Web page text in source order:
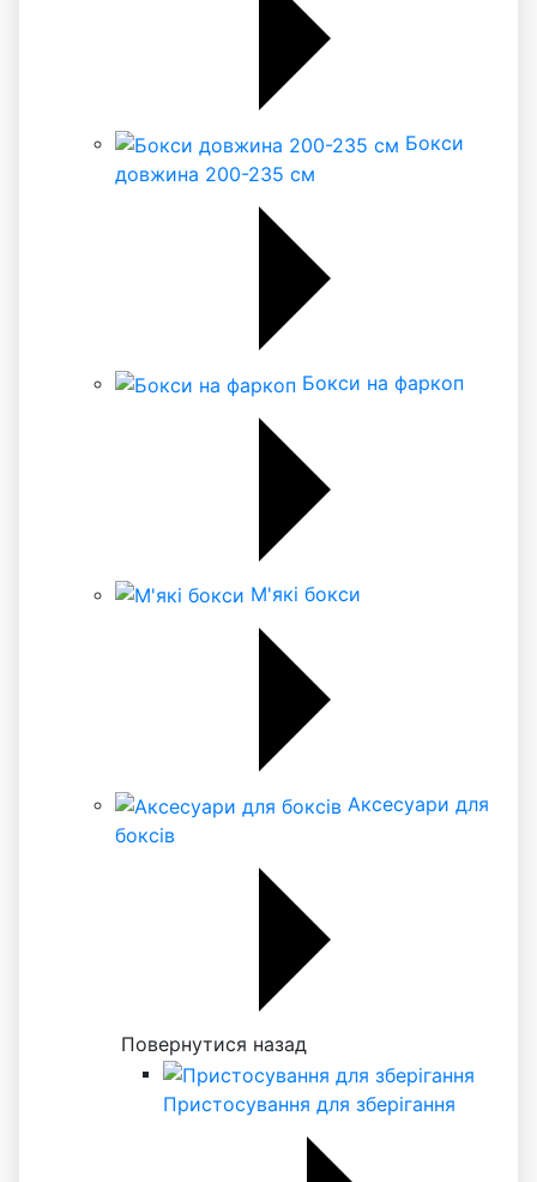
Бокси
довжина 200-235 см
Бокси на фаркоп
М'які бокси
Аксесуари для
боксів
Повернутися назад
Пристосування для зберігання